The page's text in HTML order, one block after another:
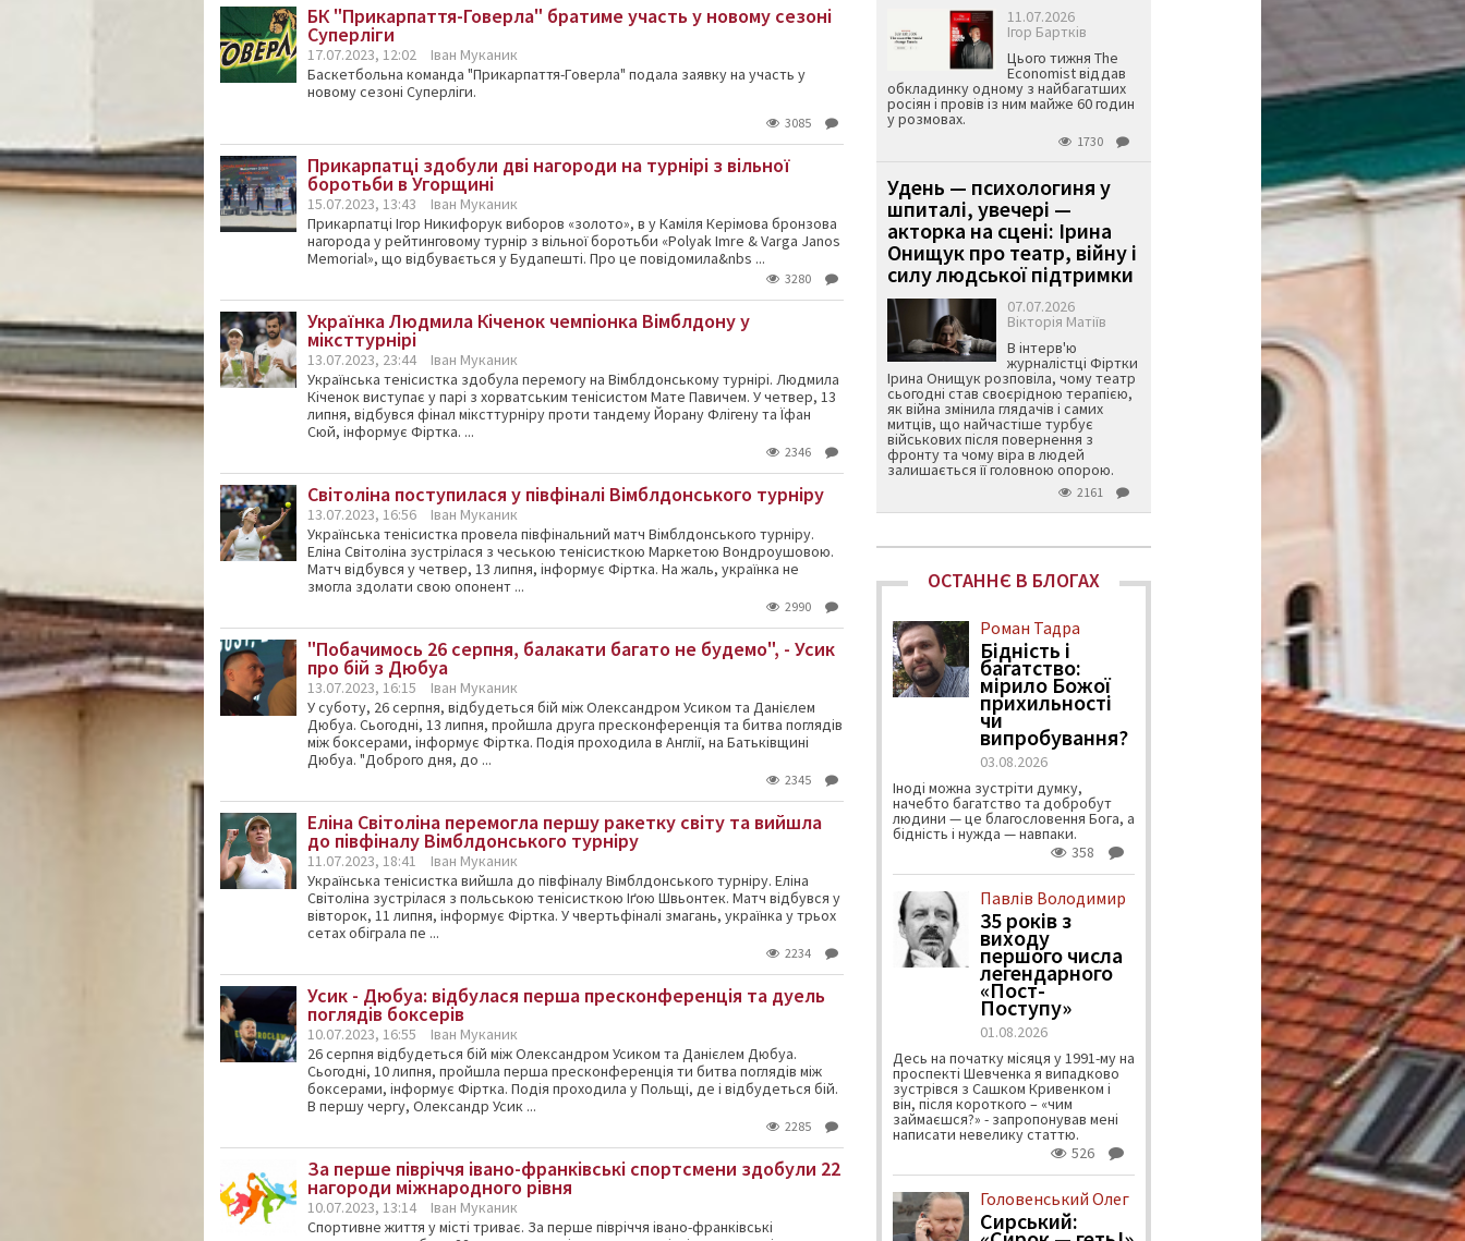
БК "Прикарпаття-Говерла" братиме участь у новому сезоні
Суперліги
17.07.2023, 12:02
Іван Муканик
Баскетбольна команда "Прикарпаття-Говерла" подала заявку на участь у
новому сезоні Суперліги.
3085
Прикарпатці здобули дві нагороди на турнірі з вільної
боротьби в Угорщині
15.07.2023, 13:43
Іван Муканик
Прикарпатці Ігор Никифорук виборов «золото», в у Каміля Керімова бронзова
нагорода у рейтинговому турнір з вільної боротьби «Polyak Imre & Varga Janos
Memorial», що відбувається у Будапешті. Про це повідомила&nbs ...
3280
Українка Людмила Кіченок чемпіонка Вімблдону у
міксттурнірі
13.07.2023, 23:44
Іван Муканик
Українська тенісистка здобула перемогу на Вімблдонському турнірі. Людмила
Кіченок виступає у парі з хорватським тенісистом Мате Павичем. У четвер, 13
липня, відбувся фінал міксттурніру проти тандему Йорану Флігену та Їфан
Сюй, інформує Фіртка. ...
2346
Світоліна поступилася у півфіналі Вімблдонського турніру
13.07.2023, 16:56
Іван Муканик
Українська тенісистка провела півфінальний матч Вімблдонського турніру.
Еліна Світоліна зустрілася з чеською тенісисткою Маркетою Вондроушовою.
Матч відбувся у четвер, 13 липня, інформує Фіртка. На жаль, українка не
змогла здолати свою опонент ...
2990
"Побачимось 26 серпня, балакати багато не будемо", - Усик
про бій з Дюбуа
13.07.2023, 16:15
Іван Муканик
У суботу, 26 серпня, відбудеться бій між Олександром Усиком та Данієлем
Дюбуа. Сьогодні, 13 липня, пройшла друга пресконференція та битва поглядів
між боксерами, інформує Фіртка. Подія проходила в Англії, на Батьківщині
Дюбуа. "Доброго дня, до ...
2345
Еліна Світоліна перемогла першу ракетку світу та вийшла
до півфіналу Вімблдонського турніру
11.07.2023, 18:41
Іван Муканик
Українська тенісистка вийшла до півфіналу Вімблдонського турніру. Еліна
Світоліна зустрілася з польською тенісисткою Іґою Швьонтек. Матч відбувся у
вівторок, 11 липня, інформує Фіртка. У чвертьфіналі змагань, українка у трьох
сетах обіграла пе ...
2234
Усик - Дюбуа: відбулася перша пресконференція та дуель
поглядів боксерів
10.07.2023, 16:55
Іван Муканик
26 серпня відбудеться бій між Олександром Усиком та Данієлем Дюбуа.
Сьогодні, 10 липня, пройшла перша пресконференція ти битва поглядів між
боксерами, інформує Фіртка. Подія проходила у Польщі, де і відбудеться бій.
В першу чергу, Олександр Усик ...
2285
За перше півріччя івано-франківські спортсмени здобули 22
нагороди міжнародного рівня
10.07.2023, 13:14
Іван Муканик
Спортивне життя у місті триває. За перше півріччя івано-франківські
11.07.2026
Ігор Бартків
Цього тижня The
Economist віддав
обкладинку одному з найбагатших
росіян і провів із ним майже 60 годин
у розмовах.
1730
Удень — психологиня у
шпиталі, увечері —
акторка на сцені: Ірина
Онищук про театр, війну і
силу людської підтримки
07.07.2026
Вікторія Матіїв
В інтерв'ю
журналістці Фіртки
Ірина Онищук розповіла, чому театр
сьогодні став своєрідною терапією,
як війна змінила глядачів і самих
митців, що найчастіше турбує
військових після повернення з
фронту та чому віра в людей
залишається її головною опорою.
2161
ОСТАННЄ В БЛОГАХ
Роман Тадра
Бідність і
багатство:
мірило Божої
прихильності
чи
випробування?
03.08.2026
Іноді можна зустріти думку,
начебто багатство та добробут
людини — це благословення Бога, а
бідність і нужда — навпаки.
358
Павлів Володимир
35 років з
виходу
першого числа
легендарного
«Пост-
Поступу»
01.08.2026
Десь на початку місяця у 1991-му на
проспекті Шевченка я випадково
зустрівся з Сашком Кривенком і
він, після короткого – «чим
займаєшся?» - запропонував мені
написати невелику статтю.
526
Головенський Олег
Сирський: